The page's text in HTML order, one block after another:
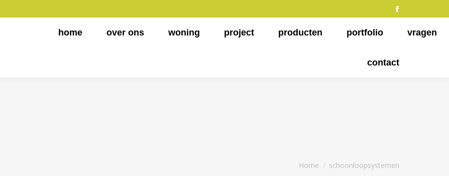
Facebook
page
new
home over ons woning project producten portfolio vragen
contact
Je bent hier:
Home schoonloopsystemen